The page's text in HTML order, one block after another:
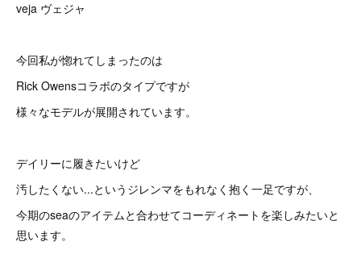
veja ヴェジャ
今回私が惚れてしまったのは
Rick Owensコラボのタイプですが
様々なモデルが展開されています。
デイリーに履きたいけど
汚したくない...というジレンマをもれなく抱く一足ですが、
今期のseaのアイテムと合わせてコーディネートを楽しみたいと
思います。